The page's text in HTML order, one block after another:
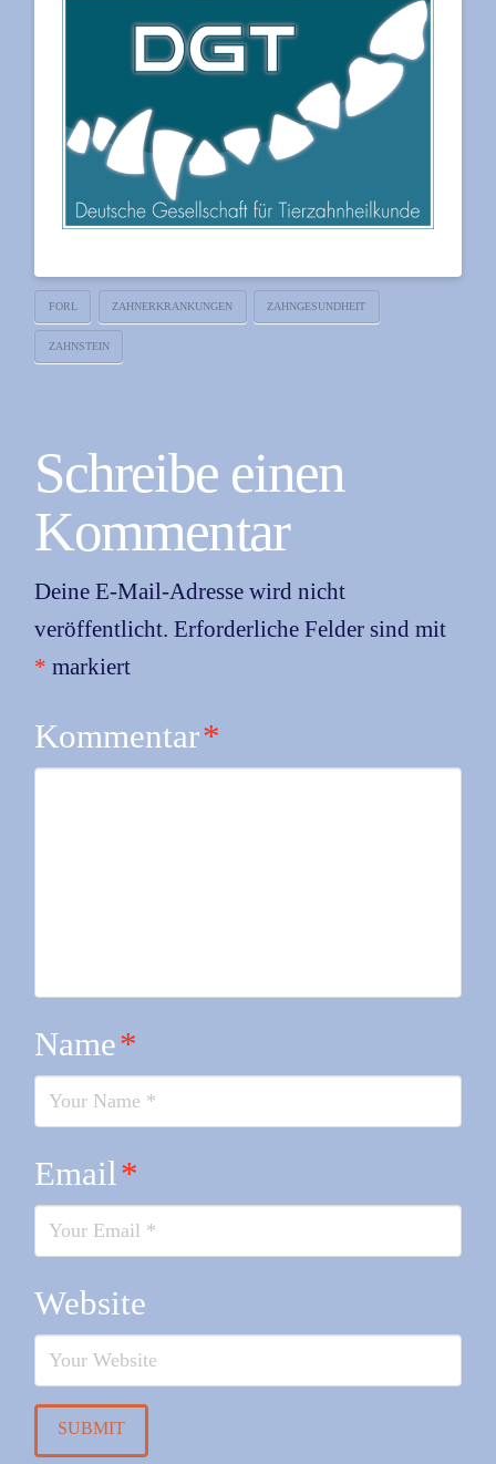
FORL ZAHNERKRANKUNGEN ZAHNGESUNDHEIT
ZAHNSTEIN
Schreibe einen
Kommentar
Deine E-Mail-Adresse wird nicht
veröffentlicht. Erforderliche Felder sind mit
* markiert
Kommentar*
Name*
Email*
Website